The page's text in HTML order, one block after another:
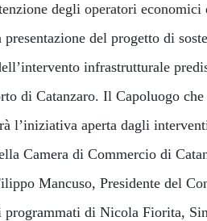
degli operatori
del progetto di
infrastrutturale
di Catanzaro. Il Capoluogo che
l’iniziativa aperta dagli
Camera di Commercio di
Mancuso, Presidente del
di Nicola Fiorita,